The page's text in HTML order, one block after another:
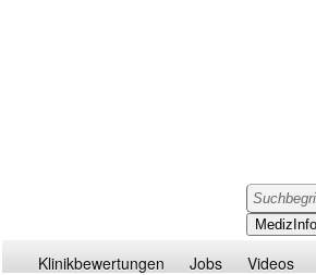
Klinikbewertungen Jobs Videos